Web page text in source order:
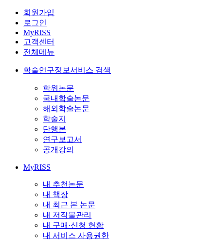
회원가입
로그인
MyRISS
고객센터
전체메뉴
학술연구정보서비스 검색
학위논문
국내학술논문
해외학술논문
학술지
단행본
연구보고서
공개강의
MyRISS
내 추천논문
내 책장
내 최근 본 논문
내 저작물관리
내 구매·신청 현황
내 서비스 사용권한